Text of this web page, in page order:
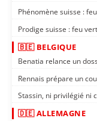
Phénomène suisse :
Prodige suisse : feu
🇧🇪 BELGIQUE
Benatia relance un
Rennais prépare un
Stassin, ni privilégié ni
🇩🇪 ALLEMAGNE